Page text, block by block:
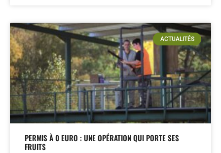
ACTUALITÉS
PERMIS À 0 EURO : UNE OPÉRATION QUI PORTE SES
FRUITS